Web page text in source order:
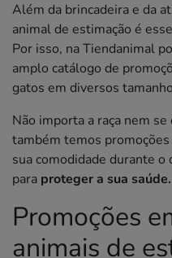
Além da brincadeira e da
animal de estimação é
Por isso, na Tiendanimal
amplo catálogo de
gatos em diversos
Não importa a raça nem
também temos promoções
sua comodidade durante o
para proteger a sua saúde.
Promoções
animais de